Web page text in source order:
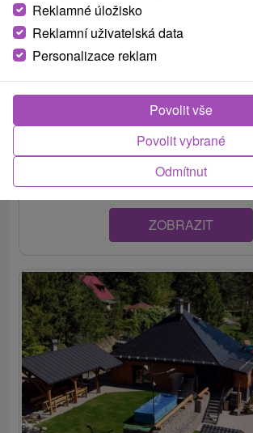
Turistická ubytovňa Hôrka
Turčianske Jaseno
Turistická ubytovňa v príjemnom prostredí
kotliny, v malebnej obci Turčianske
ZOBRAZIT
Reklamné úložisko
Reklamní uživatelská data
Personalizace reklam
Odmítnut
Povolit vybrané
Povolit vše